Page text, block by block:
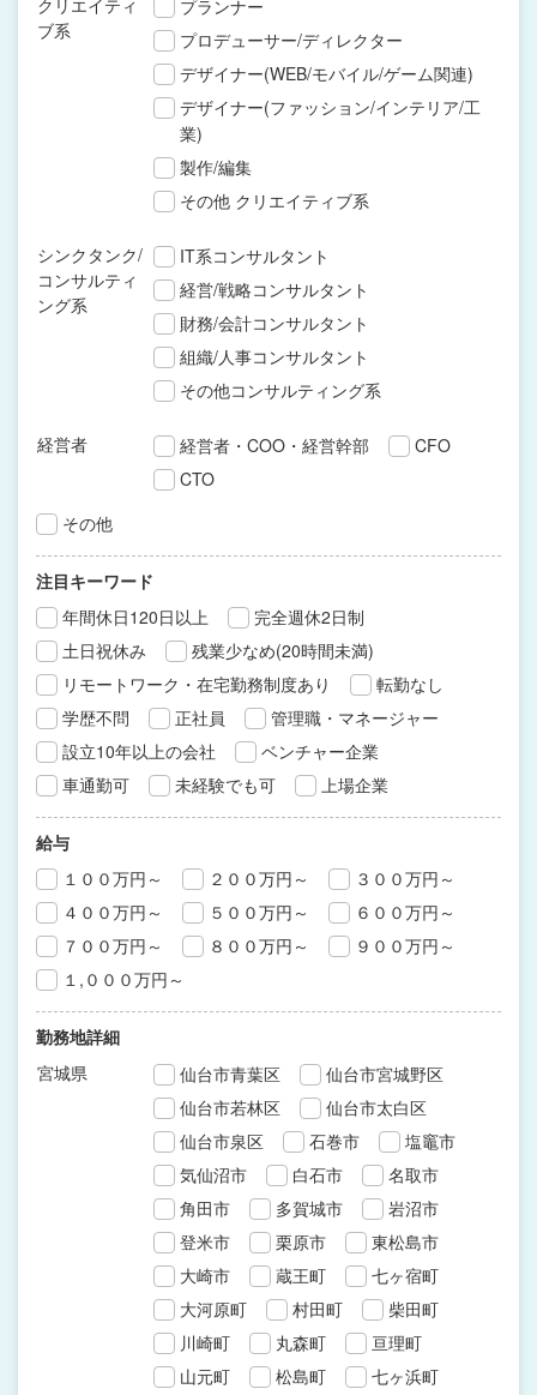
クリエイティ
ブ系
プランナー
プロデューサー/ディレクター
デザイナー(WEB/モバイル/ゲーム関連)
デザイナー(ファッション/インテリア/工
業)
製作/編集
その他 クリエイティブ系
シンクタンク/
コンサルティ
ング系
IT系コンサルタント
経営/戦略コンサルタント
財務/会計コンサルタント
組織/人事コンサルタント
その他コンサルティング系
経営者 経営者・COO・経営幹部
CFO
CTO
その他
注目キーワード
年間休日120日以上
完全週休2日制
土日祝休み
残業少なめ(20時間未満)
リモートワーク・在宅勤務制度あり
転勤なし
学歴不問
正社員
管理職・マネージャー
設立10年以上の会社
ベンチャー企業
車通勤可
未経験でも可 上場企業
給与
１００万円～
２００万円～
３００万円～
４００万円～
５００万円～
６００万円～
７００万円～
８００万円～
９００万円～
１,０００万円～
勤務地詳細
宮城県
仙台市青葉区
仙台市宮城野区
仙台市若林区
仙台市太白区
仙台市泉区
石巻市
塩竈市
気仙沼市
白石市
名取市
角田市
多賀城市
岩沼市
登米市
栗原市
東松島市
大崎市
蔵王町
七ヶ宿町
大河原町
村田町
柴田町
川崎町
丸森町
亘理町
山元町
松島町 七ヶ浜町